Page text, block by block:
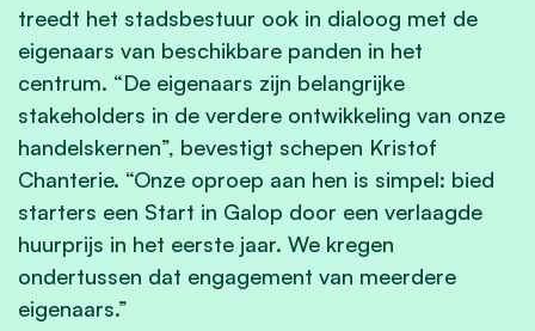
treedt het stadsbestuur ook in dialoog met de
eigenaars van beschikbare panden in het
centrum. “De eigenaars zijn belangrijke
stakeholders in de verdere ontwikkeling van onze
handelskernen”, bevestigt schepen Kristof
Chanterie. “Onze oproep aan hen is simpel: bied
starters een Start in Galop door een verlaagde
huurprijs in het eerste jaar. We kregen
ondertussen dat engagement van meerdere
eigenaars.”